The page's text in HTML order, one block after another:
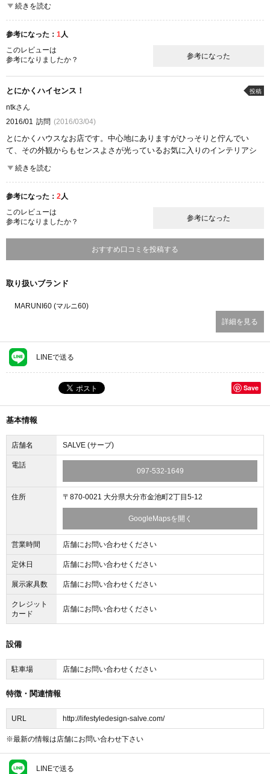
店内は照明なども落ち着く雰囲気の明るさです。
いろんなものがあるので、
楽しいです。
続きを読む
参考になった： 1人
このレビューは
参考になりましたか？
参考になった
とにかくハイセンス！ 投稿
ntkさん
2016/01 訪問 (2016/03/04)
とにかくハウスなお店です。中心地にありますがひっそりと佇んでい
て、その外観からもセンスよさが光っているお気に入りのインテリアシ
ョップです。カラフルなものからシックなデザインのものまでひとつひ
とつにこだわりが見られ、贈り物としてもオススメ。少しずつですがサ
ここが良かった
品揃え
商品の質 コストパフォーマンス
続きを読む
参考になった： 2人
このレビューは
参考になりましたか？
参考になった
おすすめ口コミを投稿する
取り扱いブランド
MARUNI60 (マルニ60)
詳細を見る
LINEで送る
Save
基本情報
店舗名 SALVE (サーブ)
電話
097-532-1649
住所 〒870-0021 大分県大分市金池町2丁目5-12
GoogleMapsを開く
営業時間 店舗にお問い合わせください
定休日 店舗にお問い合わせください
展示家具数 店舗にお問い合わせください
クレジット
カード
店舗にお問い合わせください
設備
駐車場 店舗にお問い合わせください
特徴・関連情報
URL http://lifestyledesign-salve.com/
※最新の情報は店舗にお問い合わせ下さい
LINEで送る